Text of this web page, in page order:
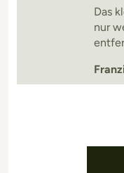
Poolbereich mitDas
nur